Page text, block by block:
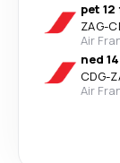
pet 12
ZAG-
Air
ned
CDG-
Air